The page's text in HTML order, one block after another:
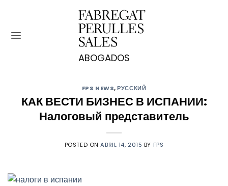
contenido
FPS NEWS,РУССКИЙ
КАК ВЕСТИ БИЗНЕС В ИСПАНИИ:
Налоговый представитель
POSTED ONABRIL 14, 2015 BY FPS